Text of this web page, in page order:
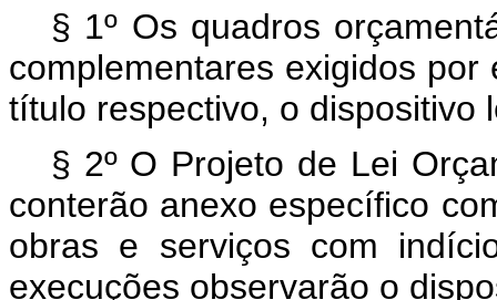
§ 1º Os quadros
complementares exigidos
título respectivo, o dispositivo
§ 2º O Projeto de Lei
conterão anexo específico
obras e serviços com
execuções observarão o